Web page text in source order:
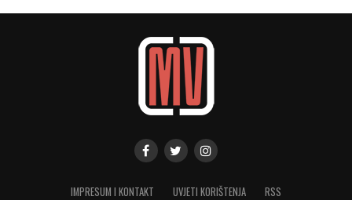
IMPRESUM I KONTAKT UVJETI KORIŠTENJA RSS